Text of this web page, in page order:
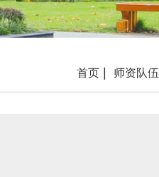
首页 师资队伍